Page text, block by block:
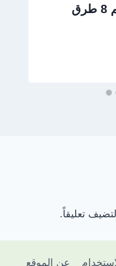
Gynocandizol | وأهم 8 طرق
لتضيف تعليقاً.
عن الموقع